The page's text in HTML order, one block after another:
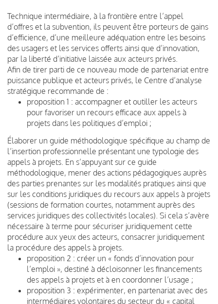
Technique intermédiaire, à la frontière entre l’appel
d’offres et la subvention, ils peuvent être porteurs de gains
d’efficience, d’une meilleure adéquation entre les besoins
des usagers et les services offerts ainsi que d’innovation,
par la liberté d’initiative laissée aux acteurs privés.
Afin de tirer parti de ce nouveau mode de partenariat entre
puissance publique et acteurs privés, le Centre d’analyse
stratégique recommande de :
proposition 1 : accompagner et outiller les acteurs
pour favoriser un recours efficace aux appels à
projets dans les politiques d’emploi ;
Élaborer un guide méthodologique spécifique au champ de
l’insertion professionnelle présentant une typologie des
appels à projets. En s’appuyant sur ce guide
méthodologique, mener des actions pédagogiques auprès
des parties prenantes sur les modalités pratiques ainsi que
sur les conditions juridiques du recours aux appels à projets
(sessions de formation courtes, notamment auprès des
services juridiques des collectivités locales). Si cela s’avère
nécessaire à terme pour sécuriser juridiquement cette
procédure aux yeux des acteurs, consacrer juridiquement
la procédure des appels à projets.
proposition 2 : créer un « fonds d’innovation pour
l’emploi », destiné à décloisonner les financements
des appels à projets et à en coordonner l’usage ;
proposition 3 : expérimenter, en partenariat avec des
intermédiaires volontaires du secteur du « capital